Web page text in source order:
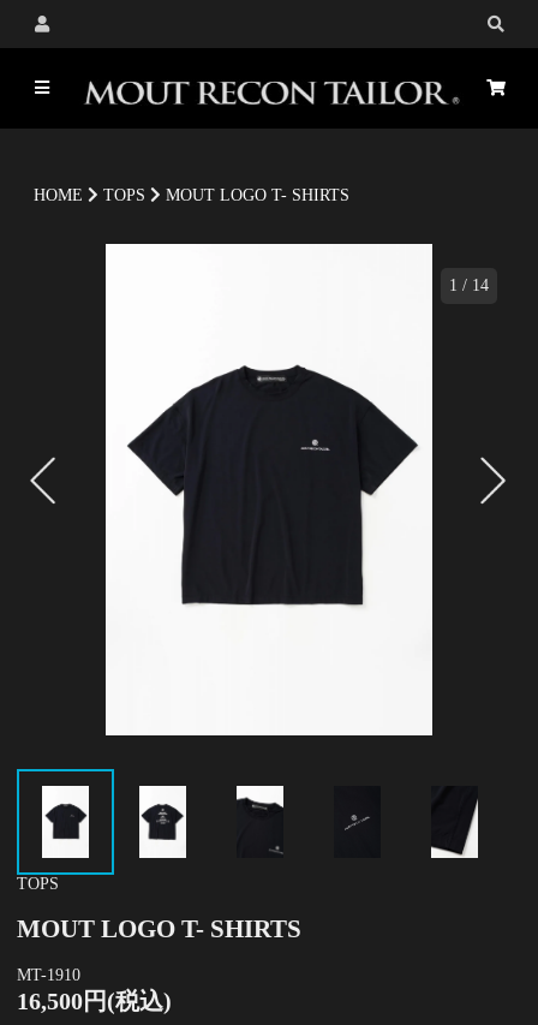
HOME TOPS MOUT LOGO T- SHIRTS
1 / 14
TOPS
MOUT LOGO T- SHIRTS
MT-1910
16,500円(税込)